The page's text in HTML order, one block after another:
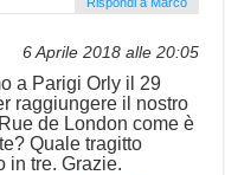
6 Aprile 2018 alle 20:05
a Parigi Orly il 29
raggiungere il nostro
de London come è
Quale tragitto
in tre. Grazie.